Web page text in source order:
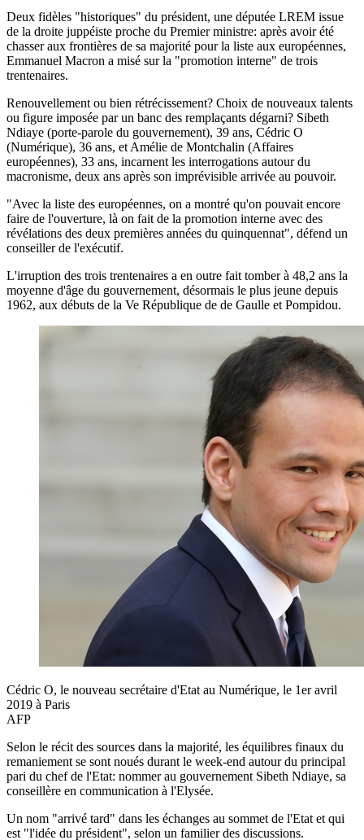
Deux fidèles "historiques" du président, une députée LREM issue
de la droite juppéiste proche du Premier ministre: après avoir été
chasser aux frontières de sa majorité pour la liste aux européennes,
Emmanuel Macron a misé sur la "promotion interne" de trois
trentenaires.
Renouvellement ou bien rétrécissement? Choix de nouveaux talents
ou figure imposée par un banc des remplaçants dégarni? Sibeth
Ndiaye (porte-parole du gouvernement), 39 ans, Cédric O
(Numérique), 36 ans, et Amélie de Montchalin (Affaires
européennes), 33 ans, incarnent les interrogations autour du
macronisme, deux ans après son imprévisible arrivée au pouvoir.
"Avec la liste des européennes, on a montré qu'on pouvait encore
faire de l'ouverture, là on fait de la promotion interne avec des
révélations des deux premières années du quinquennat", défend un
conseiller de l'exécutif.
L'irruption des trois trentenaires a en outre fait tomber à 48,2 ans la
moyenne d'âge du gouvernement, désormais le plus jeune depuis
1962, aux débuts de la Ve République de de Gaulle et Pompidou.
Cédric O, le nouveau secrétaire d'Etat au Numérique, le 1er avril
2019 à Paris
AFP
Selon le récit des sources dans la majorité, les équilibres finaux du
remaniement se sont noués durant le week-end autour du principal
pari du chef de l'Etat: nommer au gouvernement Sibeth Ndiaye, sa
conseillère en communication à l'Elysée.
Un nom "arrivé tard" dans les échanges au sommet de l'Etat et qui
est "l'idée du président", selon un familier des discussions.